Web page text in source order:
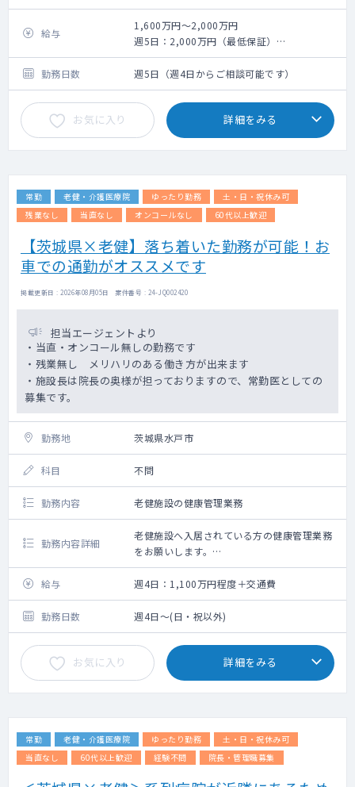
す。
美容については施術メニューが豊富なため、
手技面を広げたい方にお勧めです。（レーザ
ーは23種30台程度の設置予定）
開院当初は1診体制の可能性があります。
給与
1,600万円～2,000万円
週5日：2,000万円（最低保証）
週4日：1,600万円（最低保証）
固定給制となります。経験やスキルに応じて
決定します。
医師の業績（保険・自費含めて）に順じてイ
ンセンティブも支給いたします。固定給とイ
ンセンティブ合わせて週5勤務の場合約4,000
万円、週4勤務の場合約3,200万円も可能
勤務日数 週5日（週4日からご相談可能です）
お気に入り 詳細をみる
常勤 老健・介護医療院 ゆったり勤務
土・日・祝休み可
残業なし
当直なし オンコールなし 60代以上歓迎
【茨城県×老健】落ち着いた勤務が可能！お
車での通勤がオススメです
掲載更新日 : 2026年08月05日 案件番号 : 24-JQ002420
担当エージェントより
・当直・オンコール無しの勤務です
・残業無し メリハリのある働き方が出来ます
・施設長は院長の奥様が担っておりますので、常勤医としての
募集です。
勤務地 茨城県水戸市
科目 不問
勤務内容 老健施設の健康管理業務
勤務内容詳細
老健施設へ入居されている方の健康管理業務
をお願いします。
全80床のうち、入居率は75％くらい（デイサ
ービスのために25％は残してる）
給与 週4日：1,100万円程度＋交通費
勤務日数 週4日～(日・祝以外)
お気に入り 詳細をみる
常勤 老健・介護医療院 ゆったり勤務
土・日・祝休み可
当直なし
60代以上歓迎 経験不問 院長・管理職募集